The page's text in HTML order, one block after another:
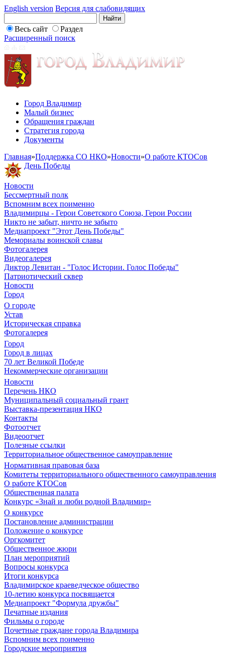
English version Версия для слабовидящих
Весь сайт
Раздел
Расширенный поиск
Город Владимир
Малый бизнес
Обращения граждан
Стратегия города
Документы
Главная»Поддержка СО НКО»Новости»О работе КТОСов
День Победы
Новости
Бессмертный полк
Вспомним всех поименно
Владимирцы - Герои Советского Союза, Герои России
Никто не забыт, ничто не забыто
Медиапроект "Этот День Победы"
Мемориалы воинской славы
Фотогалерея
Видеогалерея
Диктор Левитан - "Голос Истории. Голос Победы"
Патриотический сквер
Новости
Город
О городе
Устав
Историческая справка
Фотогалерея
Город
Город в лицах
70 лет Великой Победе
Некоммерческие организации
Новости
Перечень НКО
Муниципальный социальный грант
Выставка-презентация НКО
Контакты
Фотоотчет
Видеоотчет
Полезные ссылки
Территориальное общественное самоуправление
Нормативная правовая база
Комитеты территориального общественного самоуправления
О работе КТОСов
Общественная палата
Конкурс «Знай и люби родной Владимир»
О конкурсе
Постановление администрации
Положение о конкурсе
Оргкомитет
Общественное жюри
План мероприятий
Вопросы конкурса
Итоги конкурса
Владимирское краеведческое общество
10-летию конкурса посвящается
Медиапроект "Формула дружбы"
Печатные издания
Фильмы о городе
Почетные граждане города Владимира
Вспомним всех поименно
Городские мероприятия